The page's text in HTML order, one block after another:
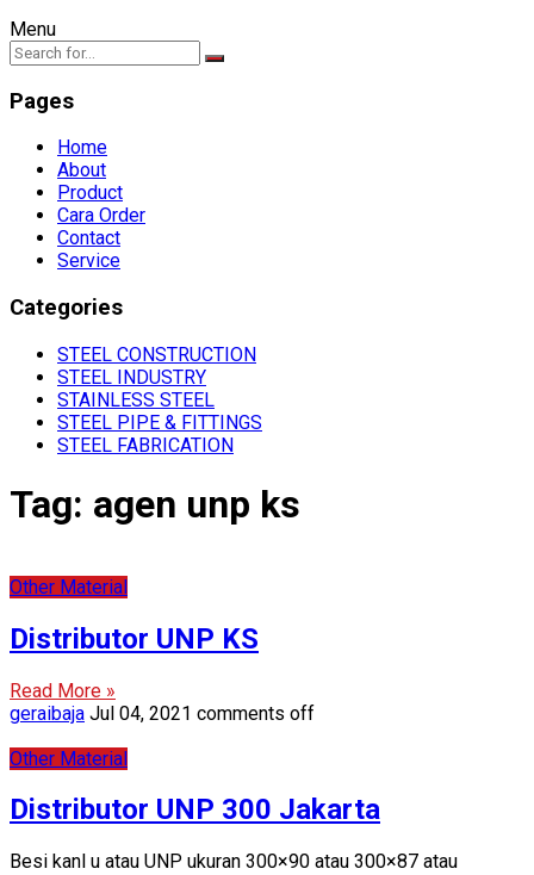
Menu
Pages
Home
About
Product
Cara Order
Contact
Service
Categories
STEEL CONSTRUCTION
STEEL INDUSTRY
STAINLESS STEEL
STEEL PIPE & FITTINGS
STEEL FABRICATION
Tag: agen unp ks
Other Material
Distributor UNP KS
Read More »
geraibaja Jul 04, 2021 comments off
Other Material
Distributor UNP 300 Jakarta
Besi kanl u atau UNP ukuran 300×90 atau 300×87 atau